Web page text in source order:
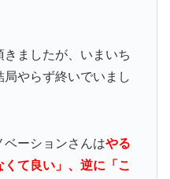
ましたが、いまいち
やらず終いでいまし
ベーションさんはやる
て良い」、逆に「こ